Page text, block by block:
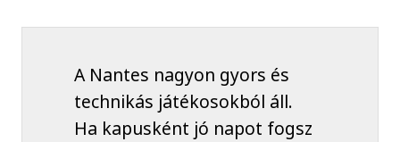
A Nantes nagyon gyors és
technikás játékosokból áll.
Ha kapusként jó napot fogsz